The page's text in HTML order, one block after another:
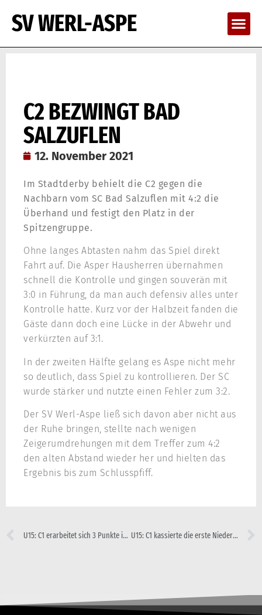
SV WERL-ASPE
C2 BEZWINGT BAD
SALZUFLEN
12. November 2021
Im Stadtderby behielt die C2 gegen die
Nachbarn vom SC Bad Salzuflen mit 4:2 die
Überhand und festigt den Platz in der
Spitzengruppe.
Ohne langes Abtasten nahm das Spiel direkt
Fahrt auf. Die Asper Hausherren übernahmen
schnell die Kontrolle und gingen souverän mit
3:0 in Führung, da man auch defensiv alles unter
Kontrolle hatte. Kurz vor der Halbzeit fanden die
Gäste dann doch eine Lücke in der Abwehr und
verkürzten auf 3:1.
In der zweiten Hälfte gelang es Aspe nicht mehr
so deutlich, dass Spiel zu kontrollieren. Der SC
wurde stärker und nutzte einen Fehler zum 3:2.
Der SV Werl-Aspe ließ sich davon aber nicht aus
der Ruhe bringen, stellte nach wenigen
Zeigerumdrehungen mit dem Treffer zum 4:2
den alten Abstand wieder her und hielten das
Ergebnis bis zum Schlusspfiff.
U15: C1 erarbeitet sich 3 Punkte im Derby U15: C1 kassierte die erste Niederlage der Saison